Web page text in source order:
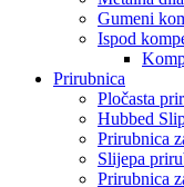
Gumeni
Ispod
Prirubnica
Pločasta
Hubbed
Prirubnica
Slijepa
Prirubnica